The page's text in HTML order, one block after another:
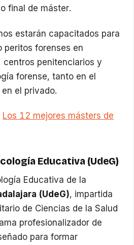
final de máster.
estarán capacitados para
peritos forenses en
centros penitenciarios y
forense, tanto en el
el privado.
Los 12 mejores másters de
Educativa (UdeG)
Educativa de la
(UdeG), impartida
de Ciencias de la Salud
profesionalizador de
para formar